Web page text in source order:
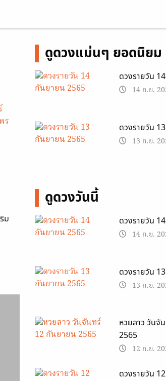
ม
ดูดวงแม่นๆ ยอดนิยม
ดวงรายวัน
14 ก.ย.
ดวงรายวัน
13 ก.ย.
ดูดวงวันนี้
ดวงรายวัน
14 ก.ย.
ดวงรายวัน
13 ก.ย.
หวยลาว วันจั
2565
12 ก.ย.
ดวงรายวัน